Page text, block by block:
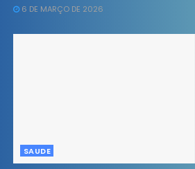
6 DE MARÇO DE 2026
SAUDE